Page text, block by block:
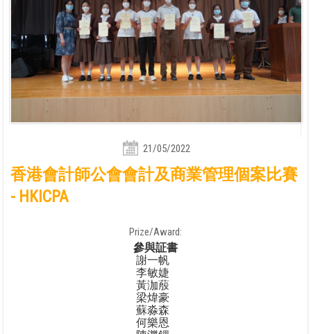
21/05/2022
香港會計師公會會計及商業管理個案比賽
- HKICPA
Prize/Award:
參與証書
謝一帆
李敏婕
黃泇蒑
梁煒豪
蘇淼森
何樂恩